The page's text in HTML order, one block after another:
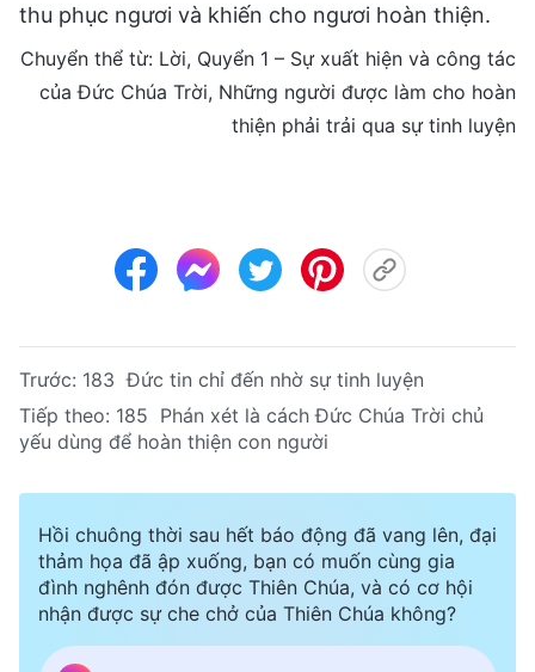
thu phục ngươi và khiến cho ngươi hoàn thiện.
Chuyển thể từ: Lời, Quyển 1 – Sự xuất hiện và công tác
của Đức Chúa Trời, Những người được làm cho hoàn
thiện phải trải qua sự tinh luyện
Trước: 183 Đức tin chỉ đến nhờ sự tinh luyện
Tiếp theo: 185 Phán xét là cách Đức Chúa Trời chủ
yếu dùng để hoàn thiện con người
Hồi chuông thời sau hết báo động đã vang lên, đại
thảm họa đã ập xuống, bạn có muốn cùng gia
đình nghênh đón được Thiên Chúa, và có cơ hội
nhận được sự che chở của Thiên Chúa không?